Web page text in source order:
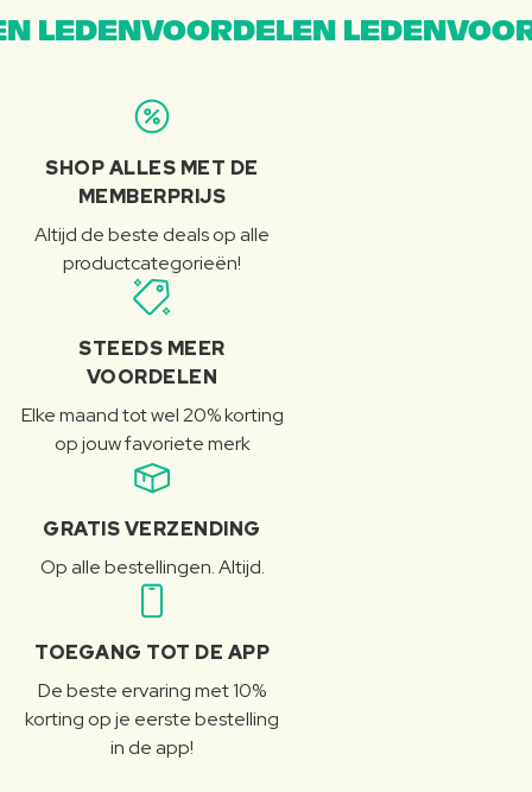
LEDENVOORDELEN
SHOP ALLES MET DE
MEMBERPRIJS
Altijd de beste deals op alle
productcategorieën!
STEEDS MEER
VOORDELEN
Elke maand tot wel 20% korting
op jouw favoriete merk
GRATIS VERZENDING
Op alle bestellingen. Altijd.
TOEGANG TOT DE APP
De beste ervaring met 10%
korting op je eerste bestelling
in de app!